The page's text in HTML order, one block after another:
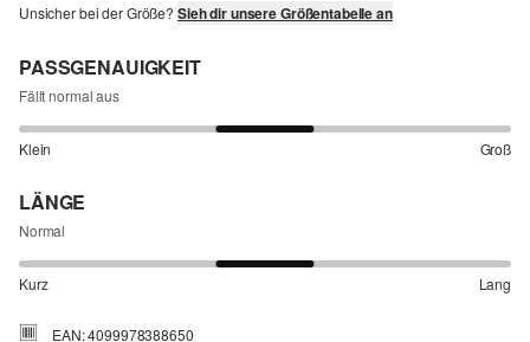
Unsicher bei der Größe? Sieh dir unsere Größentabelle an
PASSGENAUIGKEIT
Fällt normal aus
Klein Groß
LÄNGE
Normal
Kurz Lang
EAN: 4099978388650